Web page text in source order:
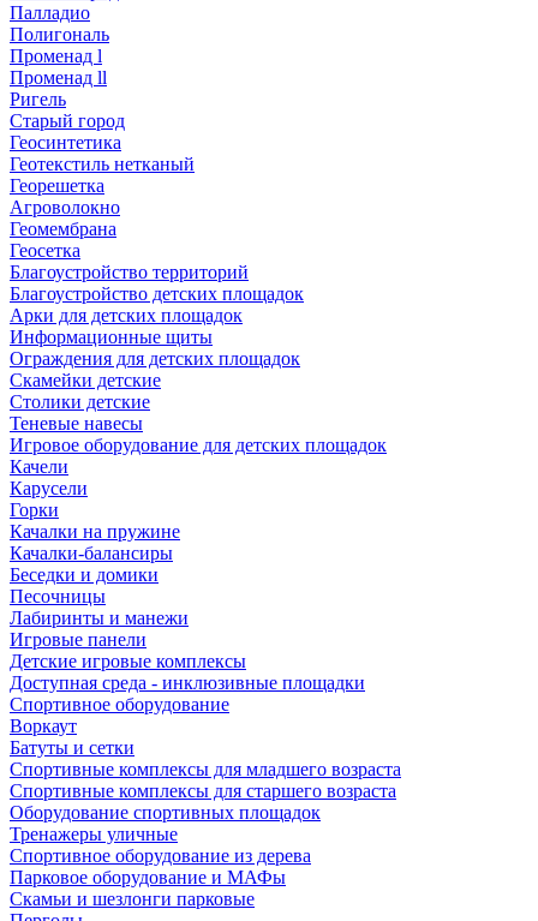
Палладио
Полигональ
Променад l
Променад ll
Ригель
Старый город
Геосинтетика
Геотекстиль нетканый
Георешетка
Агроволокно
Геомембрана
Геосетка
Благоустройство территорий
Благоустройство детских площадок
Арки для детских площадок
Информационные щиты
Ограждения для детских площадок
Скамейки детские
Столики детские
Теневые навесы
Игровое оборудование для детских площадок
Качели
Карусели
Горки
Качалки на пружине
Качалки-балансиры
Беседки и домики
Песочницы
Лабиринты и манежи
Игровые панели
Детские игровые комплексы
Доступная среда - инклюзивные площадки
Спортивное оборудование
Воркаут
Батуты и сетки
Спортивные комплексы для младшего возраста
Спортивные комплексы для старшего возраста
Оборудование спортивных площадок
Тренажеры уличные
Спортивное оборудование из дерева
Парковое оборудование и МАФы
Скамьи и шезлонги парковые